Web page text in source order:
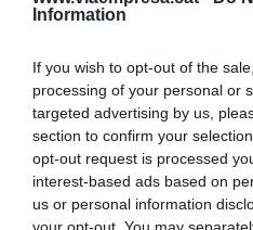
Information
If you wish to opt-out of the
processing of your personal or
targeted advertising by us,
section to confirm your
opt-out request is processed
interest-based ads based on
us or personal information
bonificación, la
abonados.
AñadirVIA Empresa
de Google de
Mantente informado con
actualidad
ACTIVAR AHORA